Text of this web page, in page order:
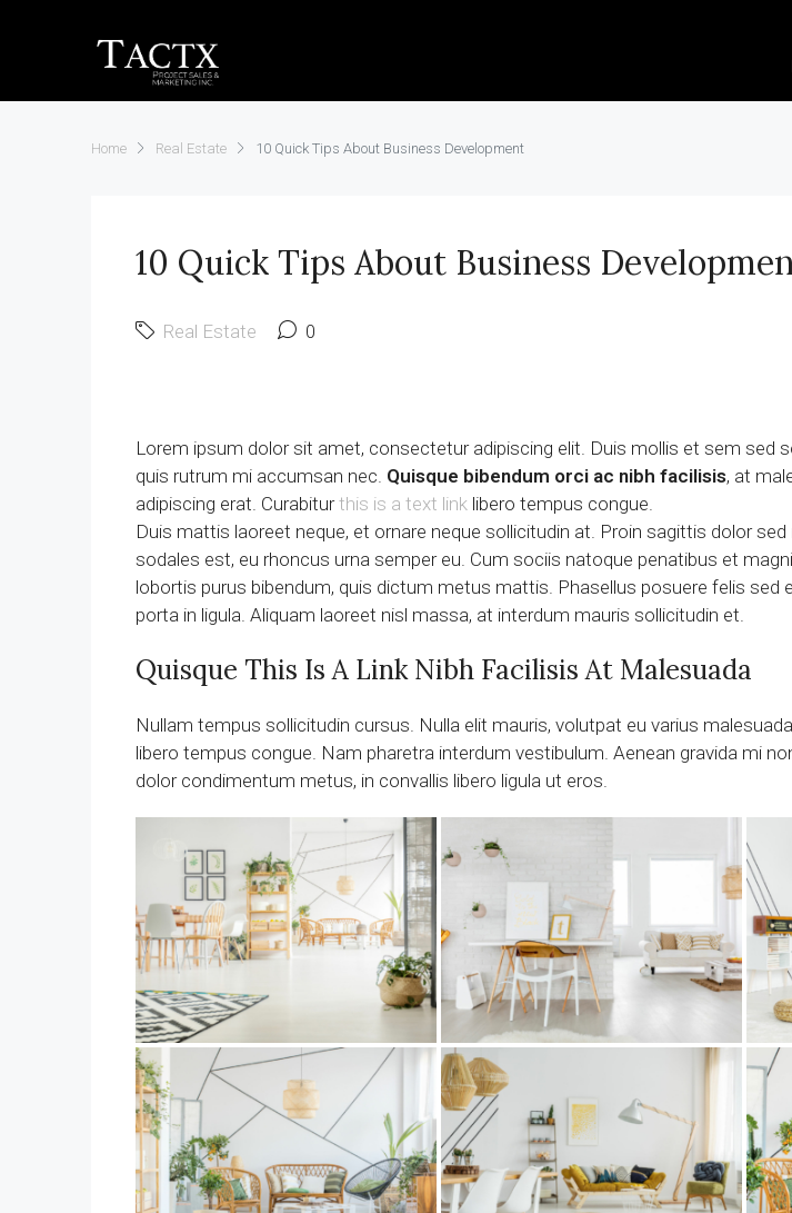
Home Real Estate 10 Quick Tips About Business Development
10 Quick Tips About Business
Real Estate 0
Lorem ipsum dolor sit amet, consectetur adipiscing elit. Duis mollis et sem sed
quis rutrum mi accumsan nec. Quisque bibendum orci ac nibh facilisis, at
adipiscing erat. Curabiturthis is a text link libero tempus congue.
Duis mattis laoreet neque, et ornare neque sollicitudin at. Proin sagittis dolor
sodales est, eu rhoncus urna semper eu. Cum sociis natoque penatibus et
lobortis purus bibendum, quis dictum metus mattis. Phasellus posuere felis
porta in ligula. Aliquam laoreet nisl massa, at interdum mauris sollicitudin et.
Quisque This Is A Link Nibh Facilisis At Malesuada
Nullam tempus sollicitudin cursus. Nulla elit mauris, volutpat eu varius
libero tempus congue. Nam pharetra interdum vestibulum. Aenean gravida mi
dolor condimentum metus, in convallis libero ligula ut eros.